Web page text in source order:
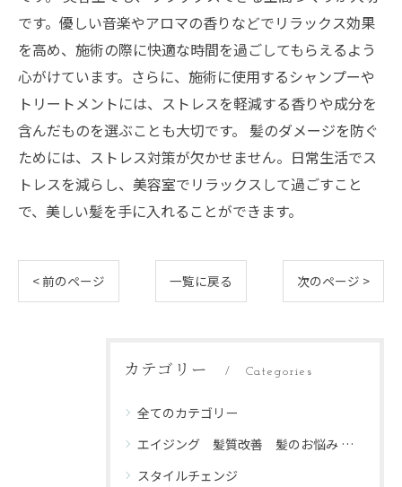
です。優しい音楽やアロマの香りなどでリラックス効果
を高め、施術の際に快適な時間を過ごしてもらえるよう
心がけています。さらに、施術に使用するシャンプーや
トリートメントには、ストレスを軽減する香りや成分を
含んだものを選ぶことも大切です。 髪のダメージを防ぐ
ためには、ストレス対策が欠かせません。日常生活でス
トレスを減らし、美容室でリラックスして過ごすこと
で、美しい髪を手に入れることができます。
< 前のページ 一覧に戻る 次のページ >
カテゴリー Categories
全てのカテゴリー
エイジング 髪質改善 髪のお悩み 頭皮ケア
スタイルチェンジ